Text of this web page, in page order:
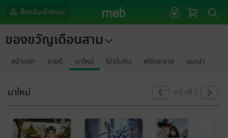
ล็อกอินเข้าระบบ
ของขวัญเดือนสาม
หน้าแรก ขายดี มาใหม่ โปรโมชัน ฟรีกระจาย แนะนำ
มาใหม่ หน้าที่ 1